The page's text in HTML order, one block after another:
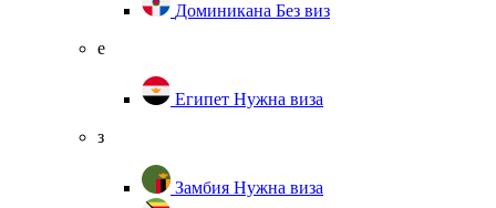
Доминикана Без виз
е
Египет Нужна виза
з
Замбия Нужна виза